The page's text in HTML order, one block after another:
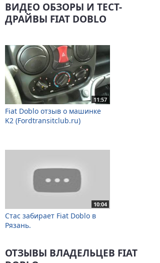
ВИДЕО ОБЗОРЫ И ТЕСТ-
ДРАЙВЫ FIAT DOBLO
11:57
Fiat Doblo отзыв о машинке
K2 (Fordtransitclub.ru)
10:04
Стас забирает Fiat Doblo в
Рязань.
ОТЗЫВЫ ВЛАДЕЛЬЦЕВ FIAT